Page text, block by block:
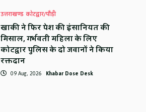
उत्तराखण्ड कोटद्वार/पौड़ी
खाकी ने फिर पेश की इंसानियत की
मिसाल, गर्भवती महिला के लिए
कोटद्वार पुलिस के दो जवानों ने किया
रक्तदान
09 Aug, 2026 Khabar Dose Desk